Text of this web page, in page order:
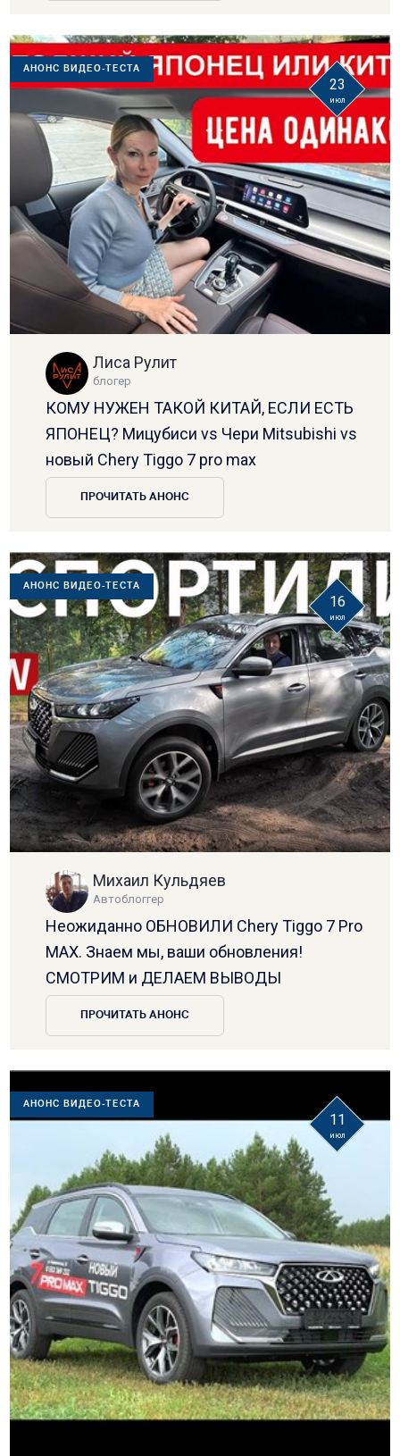
АНОНС ВИДЕО-ТЕСТА
23
июл
Лиса Рулит
блогер
КОМУ НУЖЕН ТАКОЙ КИТАЙ, ЕСЛИ ЕСТЬ
ЯПОНЕЦ? Мицубиси vs Чери Mitsubishi vs
новый Chery Tiggo 7 pro max
ПРОЧИТАТЬ АНОНС
АНОНС ВИДЕО-ТЕСТА
16
июл
Михаил Кульдяев
Автоблоггер
Неожиданно ОБНОВИЛИ Chery Tiggo 7 Pro
MAX. Знаем мы, ваши обновления!
СМОТРИМ и ДЕЛАЕМ ВЫВОДЫ
ПРОЧИТАТЬ АНОНС
АНОНС ВИДЕО-ТЕСТА
11
июл